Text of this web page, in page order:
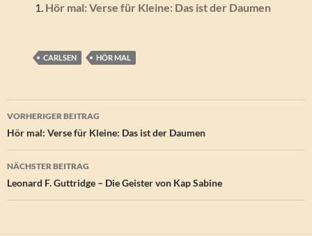
Hör mal: Verse für Kleine: Das ist der Daumen
CARLSEN HÖR MAL
Beitragsnavigation
VORHERIGER BEITRAG
Hör mal: Verse für Kleine: Das ist der Daumen
NÄCHSTER BEITRAG
Leonard F. Guttridge – Die Geister von Kap Sabine